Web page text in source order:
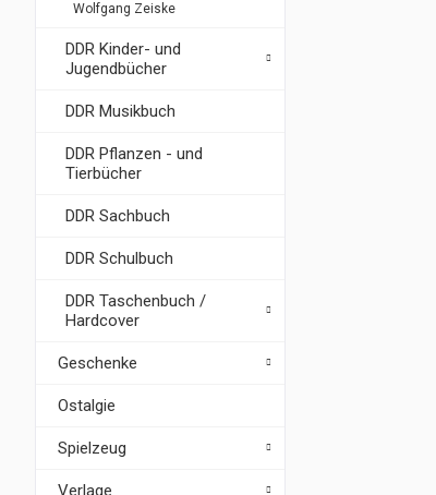
Wolfgang Zeiske
DDR Kinder- und
Jugendbücher
DDR Musikbuch
DDR Pflanzen - und
Tierbücher
DDR Sachbuch
DDR Schulbuch
DDR Taschenbuch /
Hardcover
Geschenke
Ostalgie
Spielzeug
Verlage